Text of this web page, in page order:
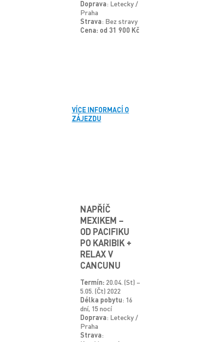
Doprava: Letecky /
Praha
Strava: Bez stravy
Cena: od 31 900 Kč
VÍCE INFORMACÍ O
ZÁJEZDU
NAPŘÍČ
MEXIKEM –
OD PACIFIKU
PO KARIBIK +
RELAX V
CANCUNU
Termín: 20.04. (St) –
5.05. (Čt) 2022
Délka pobytu: 16
dní, 15 nocí
Doprava: Letecky /
Praha
Strava: